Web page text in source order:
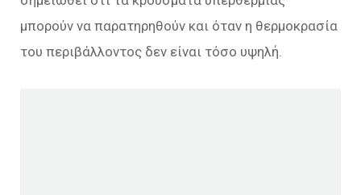
μπορούν να παρατηρηθούν και όταν η θερμοκρασία
του περιβάλλοντος δεν είναι τόσο υψηλή.